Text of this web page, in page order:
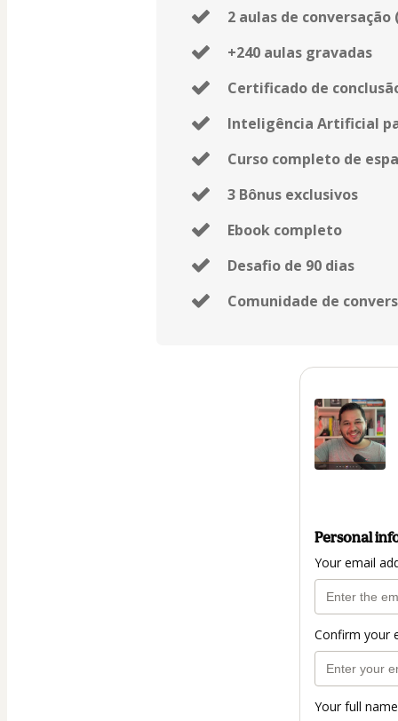
2 aulas de
+240 aulas gravadas
Certificado de
Inteligência Artificial
Curso completo de
3 Bônus exclusivos
Ebook completo
Desafio de 90 dias
Comunidade de
Personal
Your email
Confirm your
Your full name